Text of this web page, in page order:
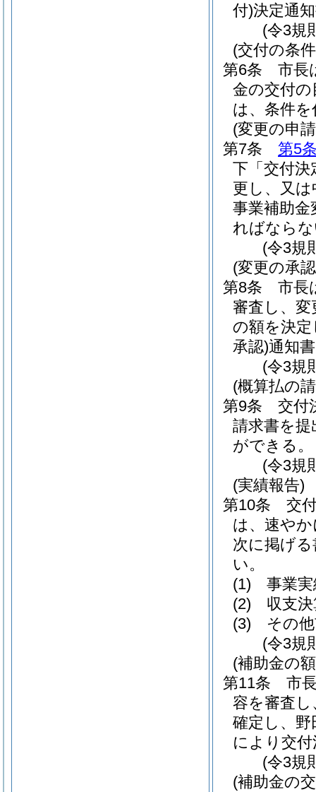
付)決定通
(令3規
(交付の条
第6条
市長
金の交付
は、条件
(変更の申
第7条
第5
下「交付決
更し、又
事業補助
ればなら
(令3規
(変更の承
第8条
市長
審査し、
の額を決定
承認)通知
(令3規
(概算払の
第9条
交付
請求書を
ができる。
(令3規
(実績報告)
第10条
交
は、速や
次に掲げ
い。
(1)
事業
(2)
収支
(3)
その
(令3規
(補助金の
第11条
市
容を審査
確定し、野
により交
(令3規
(補助金の